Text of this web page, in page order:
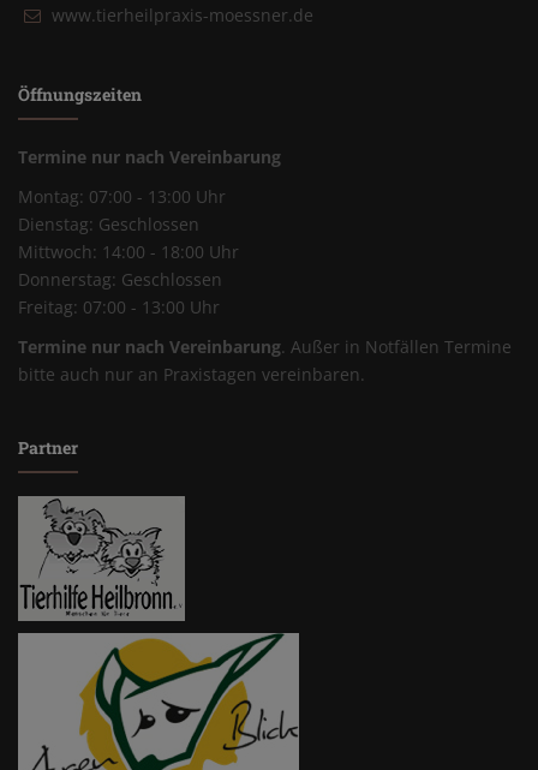
www.tierheilpraxis-moessner.de
Öffnungszeiten
Termine nur nach Vereinbarung
Montag: 07:00 - 13:00 Uhr
Dienstag: Geschlossen
Mittwoch: 14:00 - 18:00 Uhr
Donnerstag: Geschlossen
Freitag: 07:00 - 13:00 Uhr
Termine nur nach Vereinbarung. Außer in Notfällen Termine
bitte auch nur an Praxistagen vereinbaren.
Partner